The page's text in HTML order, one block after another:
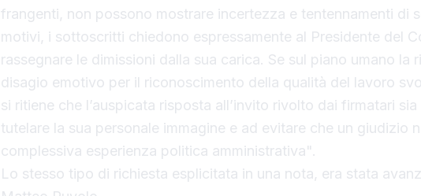
frangenti, non possono mostrare incertezza e tentennamenti di
motivi, i sottoscritti chiedono espressamente al Presidente del
rassegnare le dimissioni dalla sua carica. Se sul piano umano la
disagio emotivo per il riconoscimento della qualità del lavoro
si ritiene che l’auspicata risposta all’invito rivolto dai firmatari
tutelare la sua personale immagine e ad evitare che un giudizio
complessiva esperienza politica amministrativa".
Lo stesso tipo di richiesta esplicitata in una nota, era stata